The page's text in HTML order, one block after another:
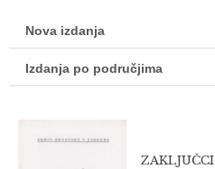
Nova izdanja
Izdanja po područjima
ZAKLJUČCI